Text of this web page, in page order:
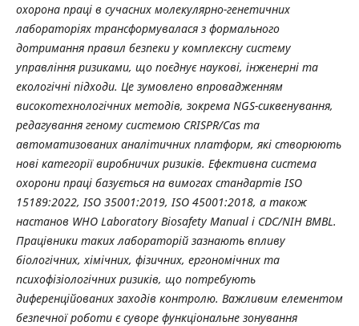
охорона праці в сучасних молекулярно-генетичних
лабораторіях трансформувалася з формального
дотримання правил безпеки у комплексну систему
управління ризиками, що поєднує наукові, інженерні та
екологічні підходи. Це зумовлено впровадженням
високотехнологічних методів, зокрема NGS-сиквенування,
редагування геному системою CRISPR/Cas та
автоматизованих аналітичних платформ, які створюють
нові категорії виробничих ризиків. Ефективна система
охорони праці базується на вимогах стандартів ISO
15189:2022, ISO 35001:2019, ISO 45001:2018, а також
настанов WHO Laboratory Biosafety Manual і CDC/NIH BMBL.
Працівники таких лабораторій зазнають впливу
біологічних, хімічних, фізичних, ергономічних та
психофізіологічних ризиків, що потребують
диференційованих заходів контролю. Важливим елементом
безпечної роботи є суворе функціональне зонування